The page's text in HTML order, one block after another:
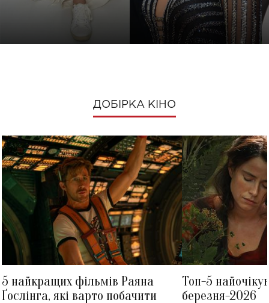
ДОБІРКА КІНО
5 найкращих фільмів Раяна
Ґослінга, які варто побачити
Топ-5
березня-2026